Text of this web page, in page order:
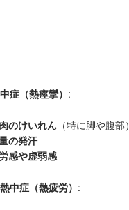
症（熱痙攣） :
のけいれん （特に脚や腹部）
の発汗
感や虚弱感
中症（熱疲労） :